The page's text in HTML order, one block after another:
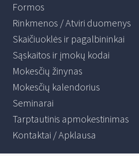
Formos
Rinkmenos / Atviri duomenys
Skaičiuoklės ir pagalbininkai
Sąskaitos ir įmokų kodai
Mokesčių žinynas
Mokesčių kalendorius
Seminarai
Tarptautinis apmokestinimas
Kontaktai / Apklausa